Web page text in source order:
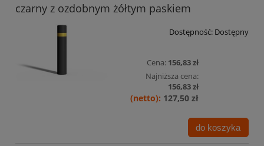
czarny z ozdobnym żółtym paskiem
Dostępność: Dostępny
Cena: 156,83 zł
Najniższa cena:
156,83 zł
127,50 zł
do koszyka